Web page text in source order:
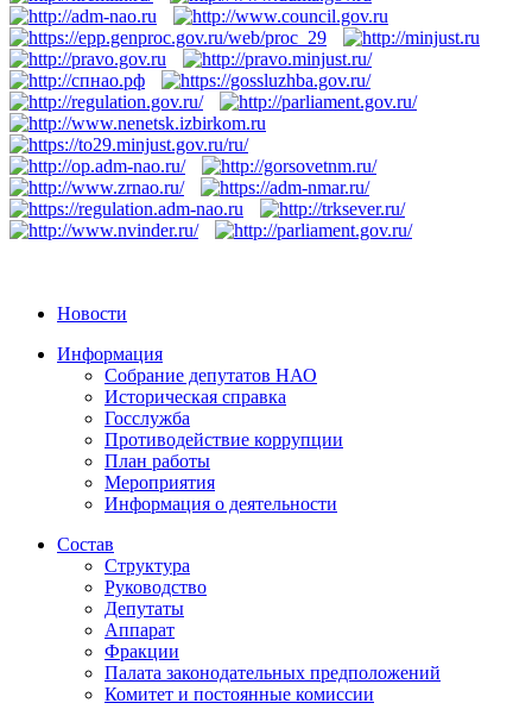
Новости
Информация
Собрание депутатов НАО
Историческая справка
Госслужба
Противодействие коррупции
План работы
Мероприятия
Информация о деятельности
Состав
Структура
Руководство
Депутаты
Аппарат
Фракции
Палата законодательных предположений
Комитет и постоянные комиссии